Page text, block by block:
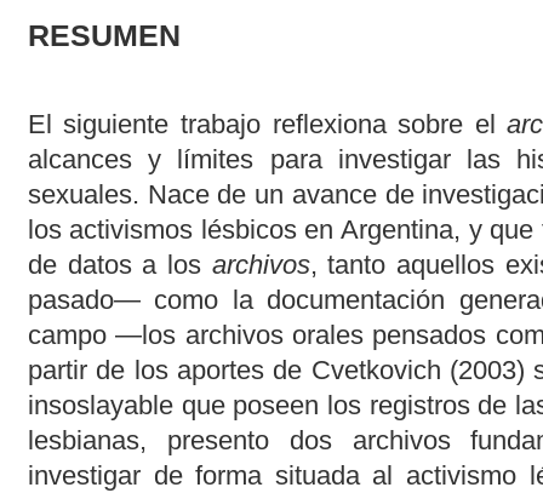
RESUMEN
El siguiente trabajo reflexiona sobre el
alcances y límites para investigar las
sexuales. Nace de un avance de
los activismos lésbicos en Argentina, y
de datos a los archivos, tanto aquellos
pasado― como la documentación
campo ―los archivos orales pensados
partir de los aportes de Cvetkovich (2003)
insoslayable que poseen los registros de
lesbianas, presento dos archivos
investigar de forma situada al activismo